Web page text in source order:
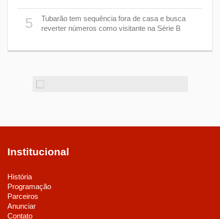
5
Tubarão tem sequência fora de casa e busca
reverter números como visitante na Série B
Institucional
História
Programação
Parceiros
Anunciar
Contato